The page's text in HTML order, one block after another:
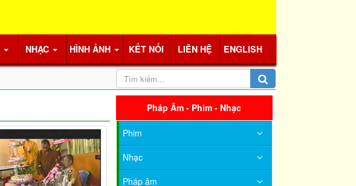
NHẠC HÌNH ẢNH KẾT NỐI LIÊN HỆ ENGLISH
Pháp Âm - Phim - Nhạc
Phim
Nhạc
Pháp âm